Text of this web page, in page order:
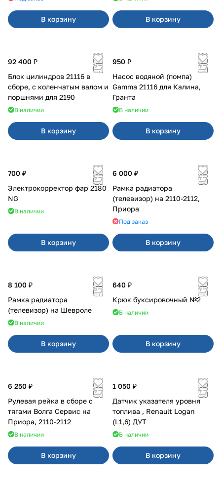
В корзину В корзину
92 400 ₽
Блок цилиндров 21116 в
сборе, с коленчатым валом и
поршнями для 2190
В наличии
В корзину
950 ₽
Насос водяной (помпа)
Gamma 21116 для Калина,
Гранта
В наличии
В корзину
700 ₽
Электрокорректор фар 2180
NG
В наличии
В корзину
6 000 ₽
Рамка радиатора
(телевизор) на 2110-2112,
Приора
Под заказ
В корзину
8 100 ₽
Рамка радиатора
(телевизор) на Шевроле
В наличии
В корзину
640 ₽
Крюк буксировочный №2
В наличии
В корзину
6 250 ₽
Рулевая рейка в сборе с
тягами Волга Сервис на
Приора, 2110-2112
В наличии
В корзину
1 050 ₽
Датчик указателя уровня
топлива , Renault Logan
(L1,6) ДУТ
В наличии
В корзину